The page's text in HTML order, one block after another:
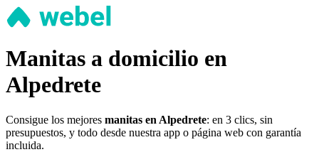
Manitas a domicilio en
Alpedrete
Consigue los mejores manitas en Alpedrete: en 3 clics, sin
presupuestos, y todo desde nuestra app o página web con garantía
incluida.